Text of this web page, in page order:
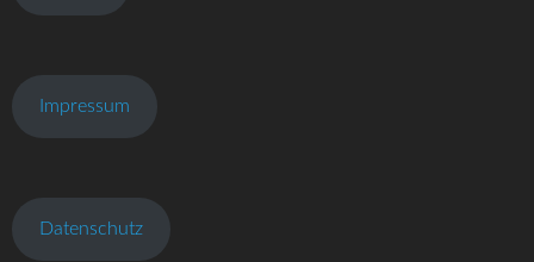
Impressum
Datenschutz